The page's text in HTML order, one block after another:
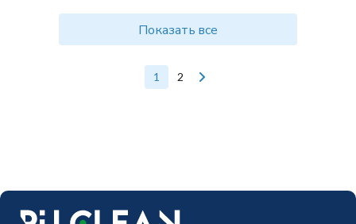
Показать все
1 2